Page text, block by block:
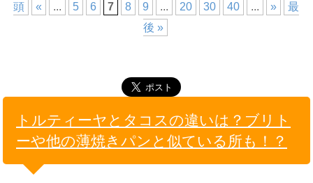
頭
« ... 5 6 7 8 9 ... 20 30 40 ... »
最
後 »
トルティーヤとタコスの違いは？ブリト
ーや他の薄焼きパンと似ている所も！？